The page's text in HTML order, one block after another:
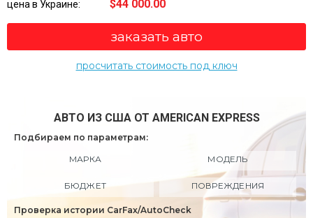
цена в Украине: $44 000.00
заказать авто
просчитать стоимость под ключ
АВТО ИЗ США ОТ AMERICAN EXPRESS
Подбираем по параметрам:
МАРКА МОДЕЛЬ
БЮДЖЕТ ПОВРЕЖДЕНИЯ
Проверка истории CarFax/AutoCheck